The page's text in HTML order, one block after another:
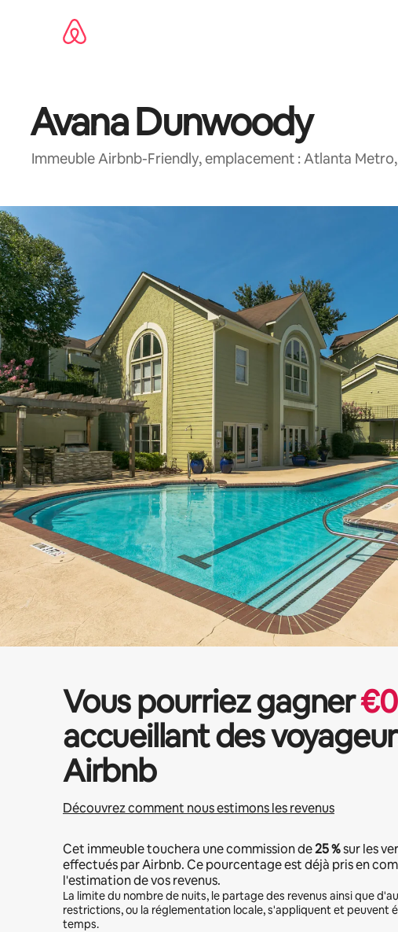
Avana Dunwoody
Immeuble Airbnb-Friendly, emplacement : Atlanta
Vous pourriez gagner€0
accueillant des
Airbnb
Découvrez comment nous estimons les revenus
Cet immeuble touchera une commission de25 %sur les
effectués par Airbnb. Ce pourcentage est déjà pris en
l'estimation de vos revenus.
La limite du nombre de nuits, le partage des revenus ainsi que
restrictions, ou la réglementation locale, s'appliquent et peuvent
temps.